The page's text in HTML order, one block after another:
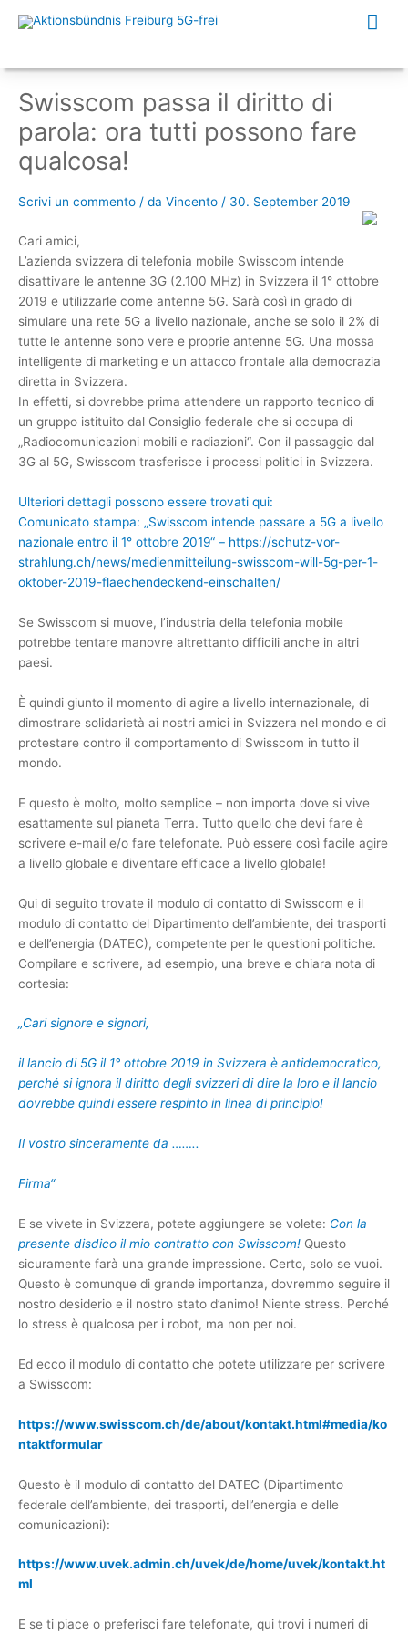
Inhalt
Swisscom passa il diritto di
parola: ora tutti possono fare
qualcosa!
Scrivi un commento / da Vincento / 30. September 2019
Cari amici,
L’azienda svizzera di telefonia mobile Swisscom intende
disattivare le antenne 3G (2.100 MHz) in Svizzera il 1° ottobre
2019 e utilizzarle come antenne 5G. Sarà così in grado di
simulare una rete 5G a livello nazionale, anche se solo il 2% di
tutte le antenne sono vere e proprie antenne 5G. Una mossa
intelligente di marketing e un attacco frontale alla democrazia
diretta in Svizzera.
In effetti, si dovrebbe prima attendere un rapporto tecnico di
un gruppo istituito dal Consiglio federale che si occupa di
„Radiocomunicazioni mobili e radiazioni“. Con il passaggio dal
3G al 5G, Swisscom trasferisce i processi politici in Svizzera.
Ulteriori dettagli possono essere trovati qui:
Comunicato stampa: „Swisscom intende passare a 5G a livello
nazionale entro il 1° ottobre 2019“ – https://schutz-vor-
strahlung.ch/news/medienmitteilung-swisscom-will-5g-per-1-
oktober-2019-flaechendeckend-einschalten/
Se Swisscom si muove, l’industria della telefonia mobile
potrebbe tentare manovre altrettanto difficili anche in altri
paesi.
È quindi giunto il momento di agire a livello internazionale, di
dimostrare solidarietà ai nostri amici in Svizzera nel mondo e di
protestare contro il comportamento di Swisscom in tutto il
mondo.
E questo è molto, molto semplice – non importa dove si vive
esattamente sul pianeta Terra. Tutto quello che devi fare è
scrivere e-mail e/o fare telefonate. Può essere così facile agire
a livello globale e diventare efficace a livello globale!
Qui di seguito trovate il modulo di contatto di Swisscom e il
modulo di contatto del Dipartimento dell’ambiente, dei trasporti
e dell’energia (DATEC), competente per le questioni politiche.
Compilare e scrivere, ad esempio, una breve e chiara nota di
cortesia:
„Cari signore e signori,
il lancio di 5G il 1° ottobre 2019 in Svizzera è antidemocratico,
perché si ignora il diritto degli svizzeri di dire la loro e il lancio
dovrebbe quindi essere respinto in linea di principio!
Il vostro sinceramente da ……..
Firma“
E se vivete in Svizzera, potete aggiungere se volete: Con la
presente disdico il mio contratto con Swisscom! Questo
sicuramente farà una grande impressione. Certo, solo se vuoi.
Questo è comunque di grande importanza, dovremmo seguire il
nostro desiderio e il nostro stato d’animo! Niente stress. Perché
lo stress è qualcosa per i robot, ma non per noi.
Ed ecco il modulo di contatto che potete utilizzare per scrivere
a Swisscom:
https://www.swisscom.ch/de/about/kontakt.html#media/ko
ntaktformular
Questo è il modulo di contatto del DATEC (Dipartimento
federale dell’ambiente, dei trasporti, dell’energia e delle
comunicazioni):
https://www.uvek.admin.ch/uvek/de/home/uvek/kontakt.ht
ml
E se ti piace o preferisci fare telefonate, qui trovi i numeri di